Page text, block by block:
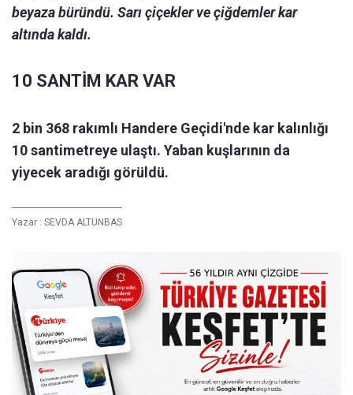
beyaza büründü. Sarı çiçekler ve çiğdemler kar
altında kaldı.
10 SANTİM KAR VAR
2 bin 368 rakımlı Handere Geçidi'nde kar kalınlığı
10 santimetreye ulaştı. Yaban kuşlarının da
yiyecek aradığı görüldü.
Yazar : SEVDA ALTUNBAS